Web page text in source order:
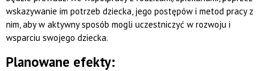
wskazywanie im potrzeb dziecka, jego postępów i metod pracy z
nim, aby w aktywny sposób mogli uczestniczyć w rozwoju i
wsparciu swojego dziecka.
Planowane efekty: